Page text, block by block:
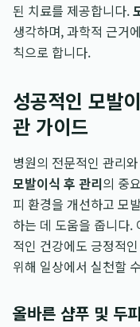
된 치료를 제공합니다.
생각하며, 과학적 근거
칙으로 합니다.
성공적인 모발
관 가이드
병원의 전문적인 관리
모발이식 후 관리의 중
피 환경을 개선하고 모
하는 데 도움을 줍니다.
적인 건강에도 긍정적
위해 일상에서 실천할
올바른 샴푸 및 두